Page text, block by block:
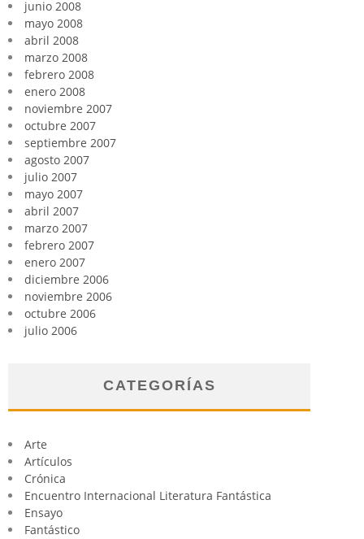
junio 2008
mayo 2008
abril 2008
marzo 2008
febrero 2008
enero 2008
noviembre 2007
octubre 2007
septiembre 2007
agosto 2007
julio 2007
mayo 2007
abril 2007
marzo 2007
febrero 2007
enero 2007
diciembre 2006
noviembre 2006
octubre 2006
julio 2006
CATEGORÍAS
Arte
Artículos
Crónica
Encuentro Internacional Literatura Fantástica
Ensayo
Fantástico